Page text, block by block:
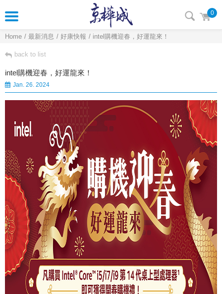
0
Home 最新消息 好康快報 intel購機迎春，好運龍來！
back to list
intel購機迎春，好運龍來！
Jan. 26. 2024